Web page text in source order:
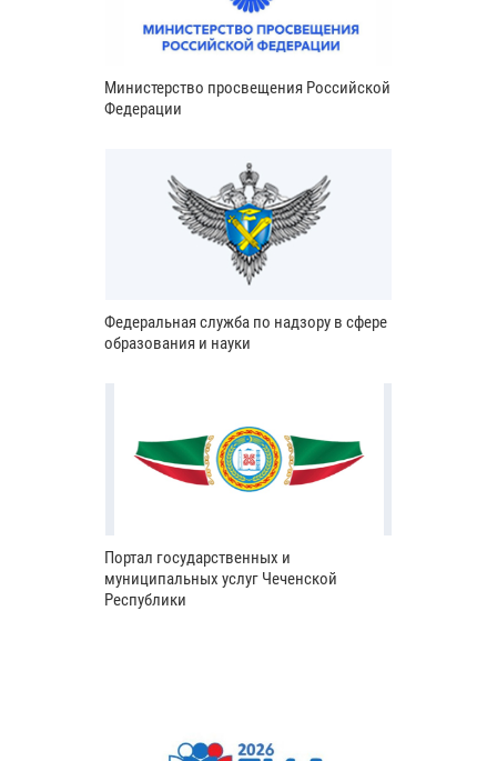
Министерство просвещения Российской
Федерации
Федеральная служба по надзору в сфере
образования и науки
Портал государственных и
муниципальных услуг Чеченской
Республики